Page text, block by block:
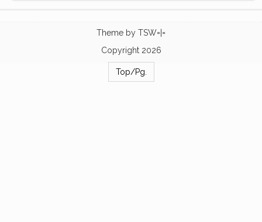
Theme by TSW=|=
Copyright 2026
Top/Pg.